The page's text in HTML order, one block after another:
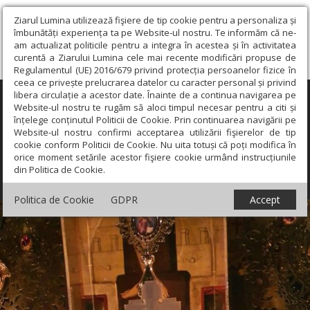
Ziarul Lumina utilizează fişiere de tip cookie pentru a personaliza și
îmbunătăți experiența ta pe Website-ul nostru. Te informăm că ne-
am actualizat politicile pentru a integra în acestea și în activitatea
curentă a Ziarului Lumina cele mai recente modificări propuse de
Regulamentul (UE) 2016/679 privind protecția persoanelor fizice în
ceea ce privește prelucrarea datelor cu caracter personal și privind
libera circulație a acestor date. Înainte de a continua navigarea pe
Website-ul nostru te rugăm să aloci timpul necesar pentru a citi și
înțelege conținutul Politicii de Cookie. Prin continuarea navigării pe
Website-ul nostru confirmi acceptarea utilizării fişierelor de tip
cookie conform Politicii de Cookie. Nu uita totuși că poți modifica în
orice moment setările acestor fişiere cookie urmând instrucțiunile
din Politica de Cookie.
Politica de Cookie GDPR Accept
×